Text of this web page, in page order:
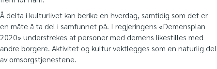
Å delta i kulturlivet kan berike en hverdag, samtidig som det er
en måte å ta del i samfunnet på. I regjeringens «Demensplan
2020» understrekes at personer med demens likestilles med
andre borgere. Aktivitet og kultur vektlegges som en naturlig del
av omsorgstjenestene.